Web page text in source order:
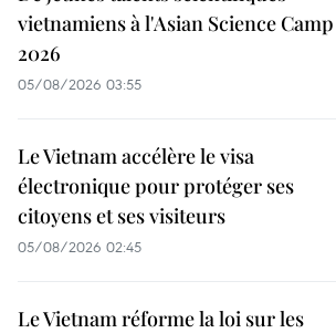
vietnamiens à l'Asian Science Camp
2026
05/08/2026 03:55
Le Vietnam accélère le visa
électronique pour protéger ses
citoyens et ses visiteurs
05/08/2026 02:45
Le Vietnam réforme la loi sur les